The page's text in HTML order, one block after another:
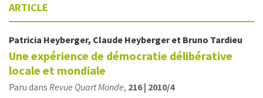
ARTICLE
Patricia Heyberger, Claude Heybergeret Bruno Tardieu
Une expérience de démocratie délibérative
locale et mondiale
Paru dans Revue Quart Monde, 216 | 2010/4